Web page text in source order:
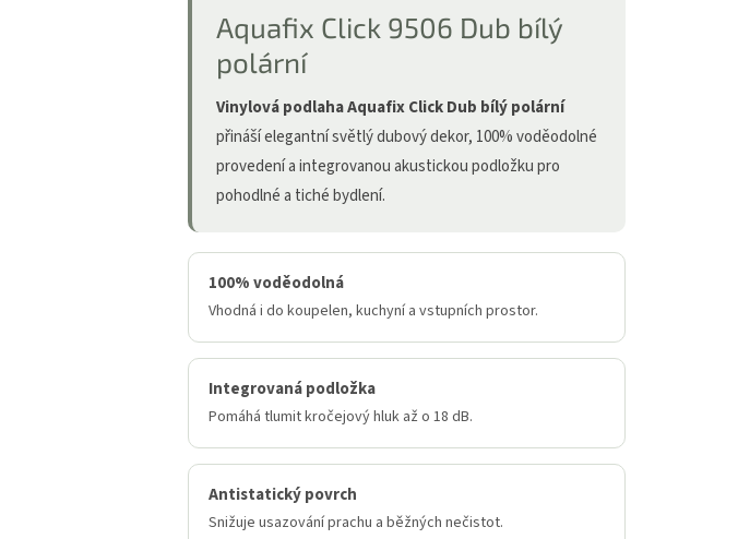
Aquafix Click 9506 Dub bílý
polární
Vinylová podlaha Aquafix Click Dub bílý polární
přináší elegantní světlý dubový dekor, 100% voděodolné
provedení a integrovanou akustickou podložku pro
pohodlné a tiché bydlení.
100% voděodolná
Vhodná i do koupelen, kuchyní a vstupních prostor.
Integrovaná podložka
Pomáhá tlumit kročejový hluk až o 18 dB.
Antistatický povrch
Snižuje usazování prachu a běžných nečistot.